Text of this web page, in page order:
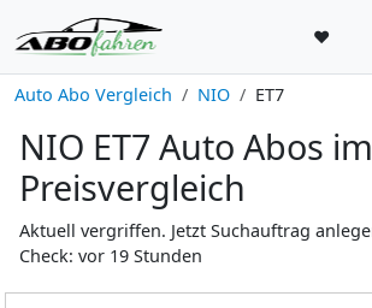
♥
Auto Abo Vergleich NIO ET7
NIO ET7 Auto Abos im
Preisvergleich
Aktuell vergriffen. Jetzt Suchauftrag
Check: vor 19 Stunden